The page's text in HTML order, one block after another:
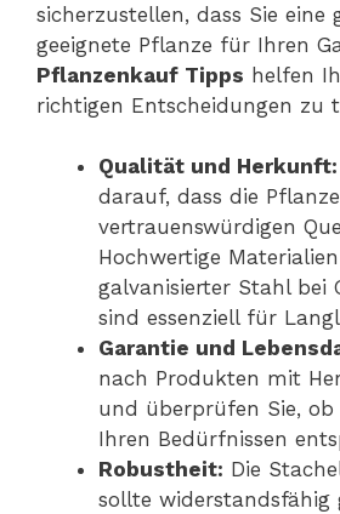
sicherzustellen, dass Sie eine
geeignete Pflanze für Ihren
Pflanzenkauf Tipps helfen
richtigen Entscheidungen zu
Qualität und Herkunft:
darauf, dass die
vertrauenswürdigen
Hochwertige
galvanisierter Stahl bei
sind essenziell für
Garantie und
nach Produkten mit
und überprüfen Sie, ob
Ihren Bedürfnissen
Robustheit: Die
sollte widerstandsfähig